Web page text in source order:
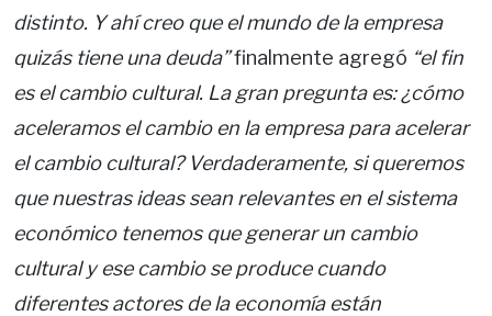
distinto. Y ahí creo que el mundo de la empresa
quizás tiene una deuda”finalmente agregó “el fin
es el cambio cultural. La gran pregunta es: ¿cómo
aceleramos el cambio en la empresa para acelerar
el cambio cultural? Verdaderamente, si queremos
que nuestras ideas sean relevantes en el sistema
económico tenemos que generar un cambio
cultural y ese cambio se produce cuando
diferentes actores de la economía están